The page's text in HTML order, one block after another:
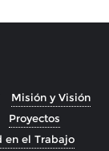
Misión y Visión
Proyectos
en el Trabajo